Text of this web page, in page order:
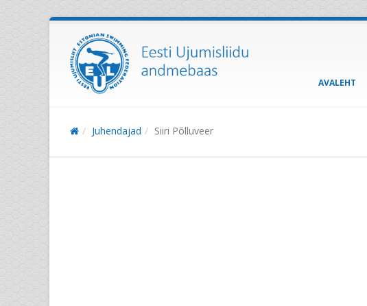
AVALEHT
Juhendajad Siiri Põlluveer